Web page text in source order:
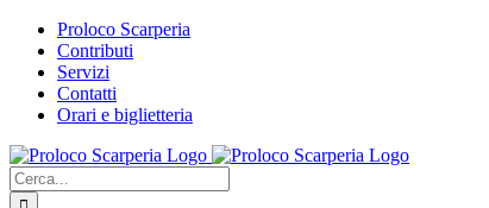
Salta
contenuto
Proloco Scarperia
Contributi
Servizi
Contatti
Orari e biglietteria
Facebook
Instagram
Tripadvisor
WhatsApp
Cerca
per: